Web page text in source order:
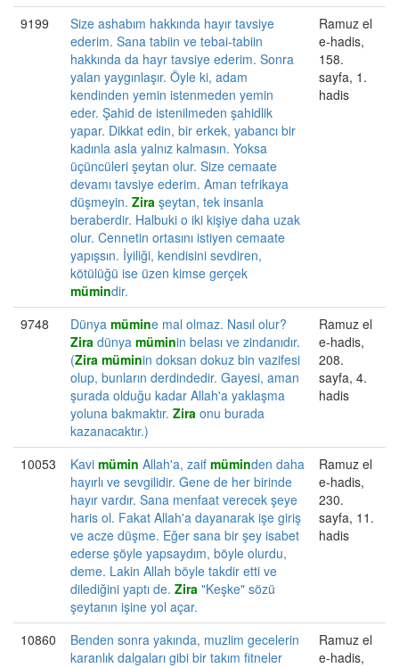
9199
Size ashabım hakkında hayır tavsiye
ederim. Sana tabiin ve tebai-tabiin
hakkında da hayr tavsiye ederim. Sonra
yalan yaygınlaşır. Öyle ki, adam
kendinden yemin istenmeden yemin
eder. Şahid de istenilmeden şahidlik
yapar. Dikkat edin, bir erkek, yabancı bir
kadınla asla yalnız kalmasın. Yoksa
üçüncüleri şeytan olur. Size cemaate
devamı tavsiye ederim. Aman tefrikaya
düşmeyin. Zira şeytan, tek insanla
beraberdir. Halbuki o iki kişiye daha uzak
olur. Cennetin ortasını istiyen cemaate
yapışsın. İyiliği, kendisini sevdiren,
kötülüğü ise üzen kimse gerçek
mümindir.
Ramuz el
e-hadis,
158.
sayfa, 1.
hadis
9748 Dünya mümine mal olmaz. Nasıl olur?
Zira dünya müminin belası ve zindanıdır.
(Zira müminin doksan dokuz bin vazifesi
olup, bunların derdindedir. Gayesi, aman
şurada olduğu kadar Allah'a yaklaşma
yoluna bakmaktır. Zira onu burada
kazanacaktır.)
Ramuz el
e-hadis,
208.
sayfa, 4.
hadis
10053 Kavi mümin Allah'a, zaif müminden daha
hayırlı ve sevgilidir. Gene de her birinde
hayır vardır. Sana menfaat verecek şeye
haris ol. Fakat Allah'a dayanarak işe giriş
ve acze düşme. Eğer sana bir şey isabet
ederse şöyle yapsaydım, böyle olurdu,
deme. Lakin Allah böyle takdir etti ve
dilediğini yaptı de. Zira "Keşke" sözü
şeytanın işine yol açar.
Ramuz el
e-hadis,
230.
sayfa, 11.
hadis
10860
Benden sonra yakında, muzlim gecelerin
karanlık dalgaları gibi bir takım fitneler
Ramuz el
e-hadis,